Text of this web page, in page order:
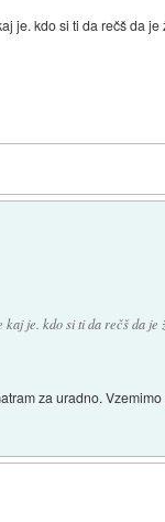
je. kdo si ti da rečš da je
je. kdo si ti da rečš da je
za uradno.